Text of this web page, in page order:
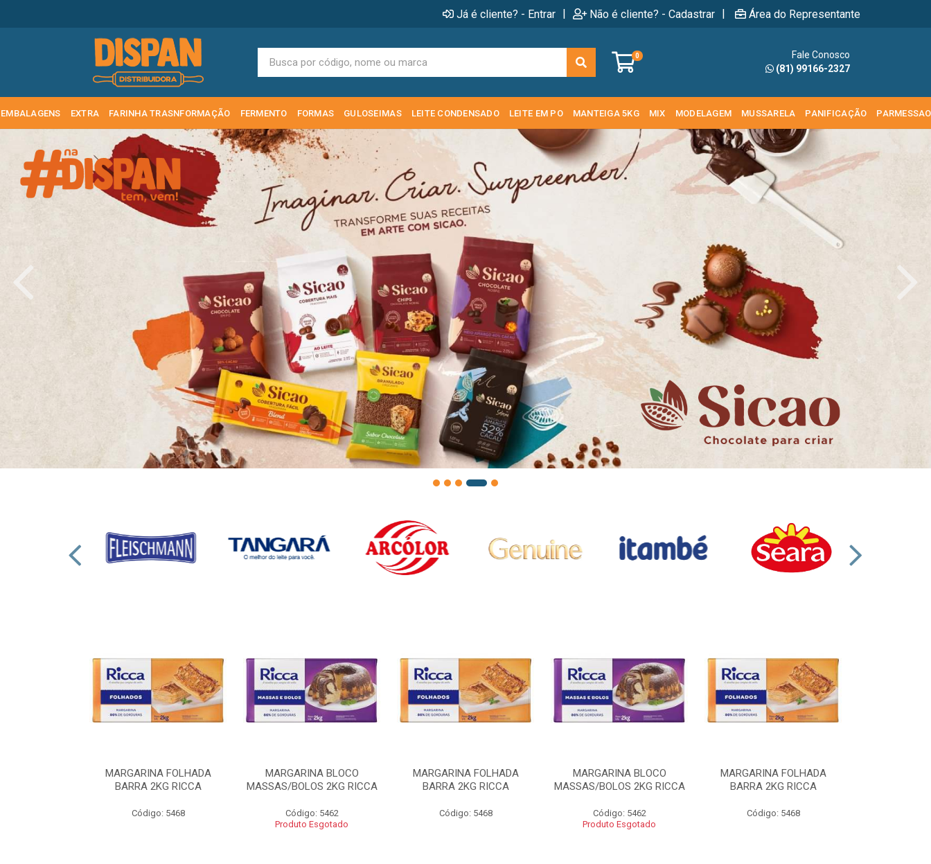
Já é cliente? - Entrar | Não é cliente? - Cadastrar | Área do Representante
0
Fale Conosco
(81) 99166-2327
EMBALAGENS EXTRA FARINHA TRASNFORMAÇÃO FERMENTO FORMAS GULOSEIMAS LEITE CONDENSADO LEITE EM PO MANTEIGA 5KG MIX MODELAGEM MUSSARELA PANIFICAÇÃO PARMESSAO
MARGARINA FOLHADA
BARRA 2KG RICCA
Código: 5468
MARGARINA BLOCO
MASSAS/BOLOS 2KG RICCA
Código: 5462
Produto Esgotado
MARGARINA FOLHADA
BARRA 2KG RICCA
Código: 5468
MARGARINA BLOCO
MASSAS/BOLOS 2KG RICCA
Código: 5462
Produto Esgotado
MARGARINA FOLHADA
BARRA 2KG RICCA
Código: 5468